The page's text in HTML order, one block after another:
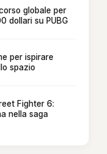
globale per
dollari su PUBG
per ispirare
spazio
Fighter 6:
nella saga